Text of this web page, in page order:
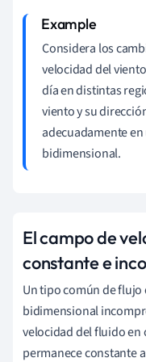
Considera los
velocidad del
día en distintas
viento y su
adecuadamente
bidimensional.
El campo de
constante e
Un tipo común de flujo
bidimensional
velocidad del fluido
permanece constante